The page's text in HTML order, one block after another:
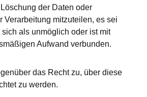
der Daten oder
Verarbeitung mitzuteilen, es sei
als unmöglich oder ist mit
Aufwand verbunden.
das Recht zu, über diese
zu werden.